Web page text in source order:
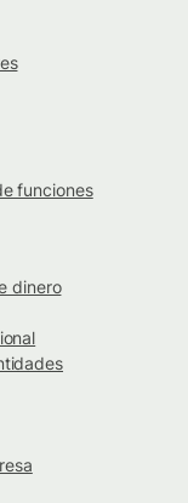
funciones
dinero